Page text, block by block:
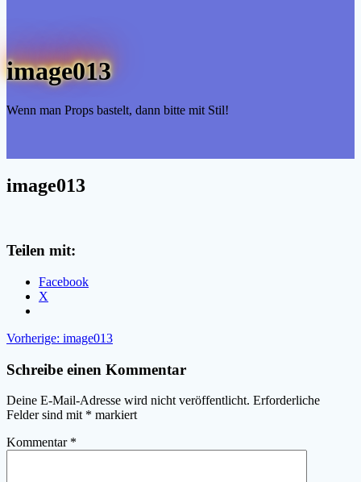
image013
Wenn man Props bastelt, dann bitte mit Stil!
image013
Teilen mit:
Facebook
X
Beitragsnavigation
Vorherige: Vorheriger
image013
Schreibe einen Kommentar
Deine E-Mail-Adresse wird nicht veröffentlicht. Erforderliche
Felder sind mit * markiert
Kommentar *